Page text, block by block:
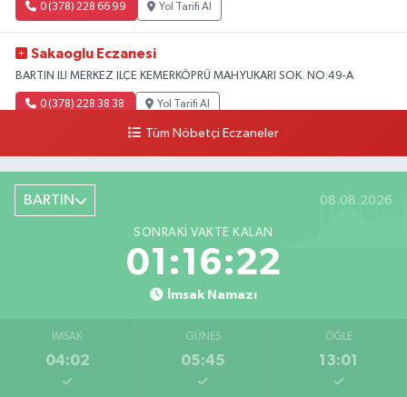
0 (378) 228 66 99 Yol Tarifi Al
Sakaoglu Eczanesi
BARTIN ILI MERKEZ ILÇE KEMERKÖPRÜ MAH.YUKARI SOK. NO:49-A
0 (378) 228 38 38 Yol Tarifi Al
Tüm Nöbetçi Eczaneler
BARTIN 08.08.2026
SONRAKI VAKTE KALAN
01:16:21
İmsak Namazı
İMSAK
04:02
GÜNEŞ
05:45
ÖĞLE
13:01